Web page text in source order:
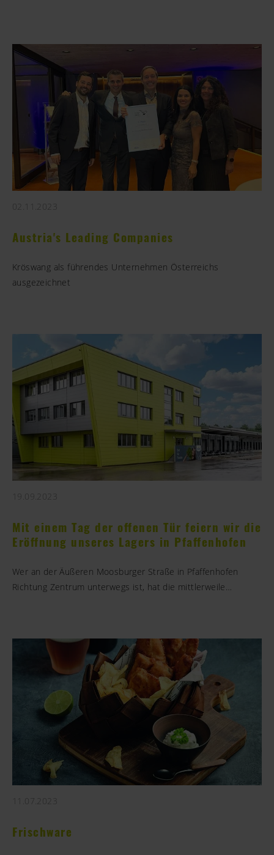
02.11.2023
Austria's Leading Companies
Kröswang als führendes Unternehmen Österreichs
ausgezeichnet
19.09.2023
Mit einem Tag der offenen Tür feiern wir die
Eröffnung unseres Lagers in Pfaffenhofen
Wer an der Äußeren Moosburger Straße in Pfaffenhofen
Richtung Zentrum unterwegs ist, hat die mittlerweile…
11.07.2023
Frischware